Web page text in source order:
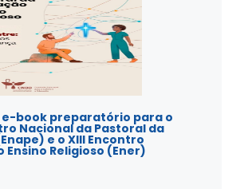
e-book preparatório para o
Nacional da Pastoral da
e o XIII Encontro
Ensino Religioso (Ener)